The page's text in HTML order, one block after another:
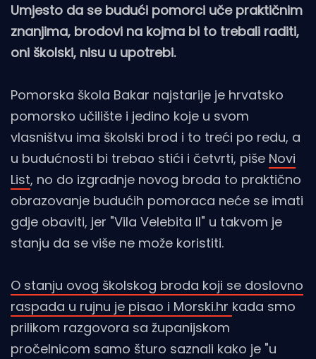
Umjesto da se budući pomorci uče praktičnim
znanjima, brodovi na kojma bi to trebali raditi,
oni školski, nisu u upotrebi.
Pomorska škola Bakar najstarije je hrvatsko
pomorsko učilište i jedino koje u svom
vlasništvu ima školski brod i to treći po redu, a
u budućnosti bi trebao stići i četvrti, piše Novi
List, no do izgradnje novog broda to praktično
obrazovanje budućih pomoraca neće se imati
gdje obaviti, jer "Vila Velebita II" u takvom je
stanju da se više ne može koristiti.
O stanju ovog školskog broda koji se doslovno
raspada u rujnu je pisao i Morski.hr kada smo
prilikom razgovora sa županijskom
pročelnicom samo šturo saznali kako je "u